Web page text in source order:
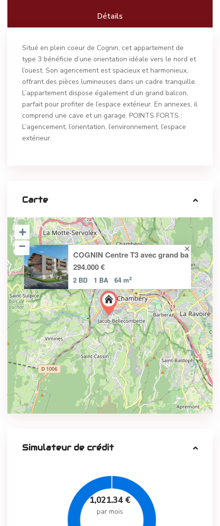
Détails
Situé en plein coeur de Cognin, cet appartement de
type 3 bénéficie d’une orientation idéale vers le nord et
l’ouest. Son agencement est spacieux et harmonieux,
offrant des pièces lumineuses dans un cadre tranquille.
L’appartement dispose également d’un grand balcon,
parfait pour profiter de l’espace extérieur. En annexes, il
comprend une cave et un garage. POINTS FORTS :
L’agencement, l’orientation, l’environnement, l’espace
extérieur.
Carte
COGNIN Centre T3 avec grand ba
294.000 €
2 BD 1 BA 64 m2
Simulateur de crédit
1,021.34 €
par mois